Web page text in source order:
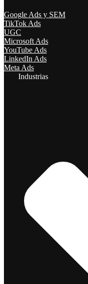
Google Ads y SEM
TikTok Ads
UGC
Microsoft Ads
YouTube Ads
LinkedIn Ads
Meta Ads
Industrias